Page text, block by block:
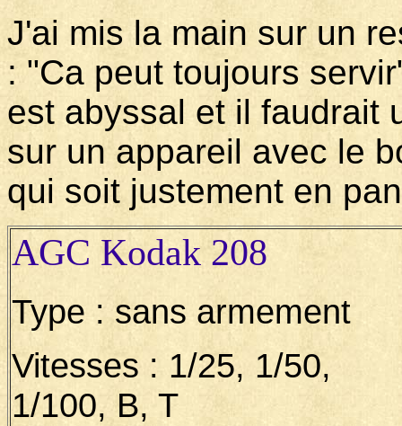
J'ai mis la main sur un
: "Ca peut toujours
est abyssal et il faudrait
sur un appareil avec le
qui soit justement en
AGC Kodak 208
Type : sans armement
Vitesses : 1/25, 1/50,
1/100, B, T